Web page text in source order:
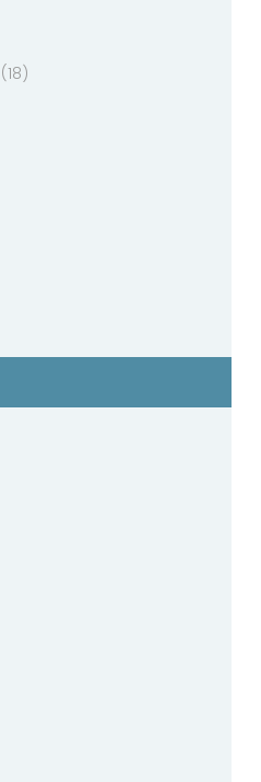
(18)